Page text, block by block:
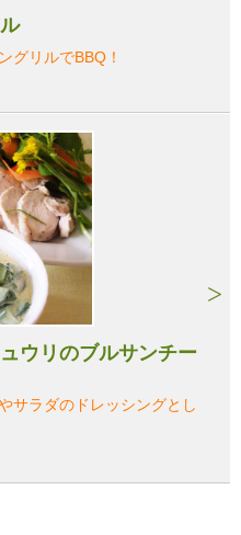
グリルでBBQ！
ウリのブルサンチー
サラダのドレッシングとし